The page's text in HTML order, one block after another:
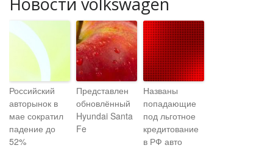
Российский
авторынок в
мае сократил
падение до
52%
Представлен
обновлённый
Hyundai Santa
Fe
Названы
попадающие
под льготное
кредитование
в РФ авто